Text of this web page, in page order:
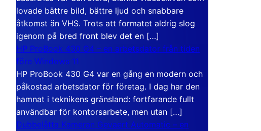
lovade bättre bild, bättre ljud och snabbare
åtkomst än VHS. Trots att formatet aldrig slog
igenom på bred front blev det en […]
HP ProBook 430 G4 – en arbetsdator från tiden
före Windows 11
HP ProBook 430 G4 var en gång en modern och
påkostad arbetsdator för företag. I dag har den
hamnat i teknikens gränsland: fortfarande fullt
användbar för kontorsarbete, men utan […]
Dubbelåtta Kameran Gevaert Automatic – en